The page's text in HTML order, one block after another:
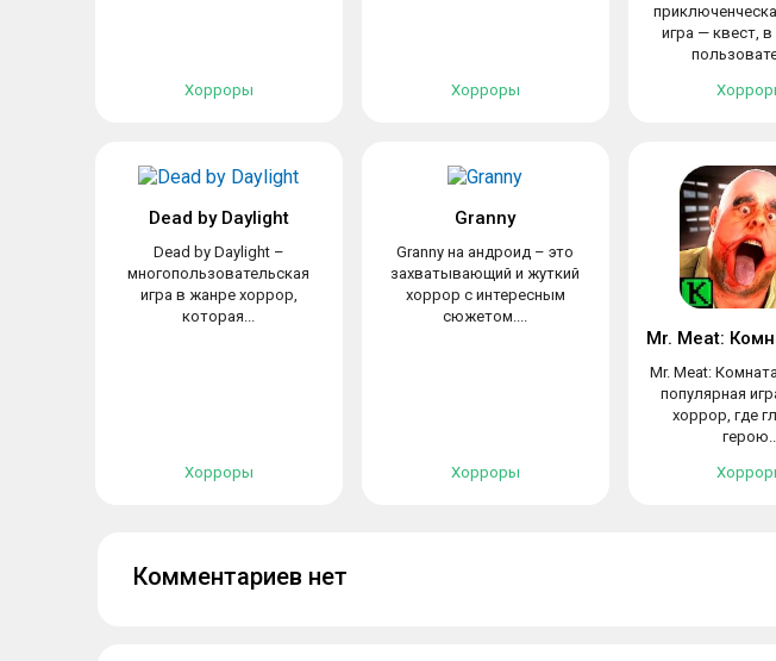
Хорроры Хорроры
игра — квест,
Dead by Daylight
Dead by Daylight –
многопользовательская
игра в жанре хоррор,
которая...
Хорроры
Granny
Granny на андроид – это
захватывающий и жуткий
хоррор с интересным
сюжетом....
Хорроры
Mr. Meat:
популярная
хоррор, где
Комментариев нет